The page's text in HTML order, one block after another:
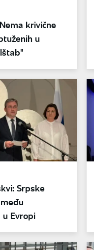
krivične
u
Srpske
u Evropi